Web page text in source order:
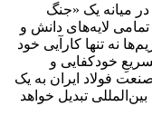
میانه یک «جنگ
لایه‌های دانش و
نه تنها کارآیی خود
خودکفایی و
فولاد ایران به یک
تبدیل خواهد